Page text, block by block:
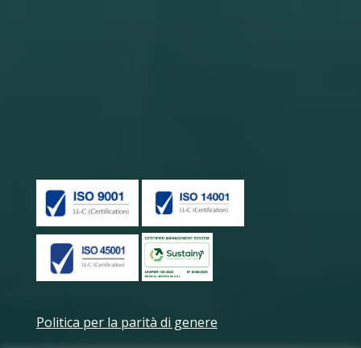
Politica per la parità di genere